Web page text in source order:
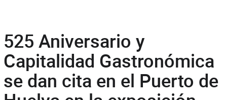
525 Aniversario y
Capitalidad Gastronómica
se dan cita en el Puerto de